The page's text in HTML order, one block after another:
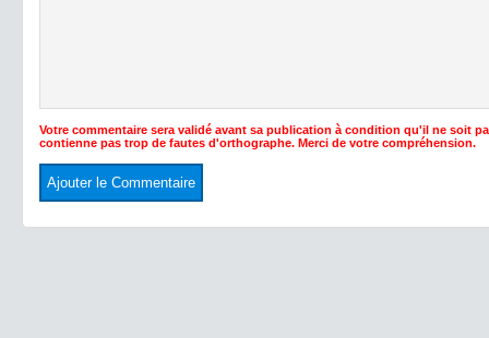
Votre commentaire sera validé avant sa publication à condition qu'il ne soit
contienne pas trop de fautes d'orthographe. Merci de votre compréhension.